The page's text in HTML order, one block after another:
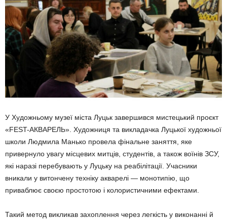
У Художньому музеї міста Луцьк завершився мистецький проєкт
«FEST-АКВАРЕЛЬ». Художниця та викладачка Луцької художньої
школи Людмила Манько провела фінальне заняття, яке
привернуло увагу місцевих митців, студентів, а також воїнів ЗСУ,
які наразі перебувають у Луцьку на реабілітації. Учасники
вникали у витончену техніку акварелі — монотипію, що
приваблює своєю простотою і колористичними ефектами.
Такий метод викликав захоплення через легкість у виконанні й